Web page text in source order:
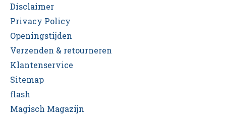
Disclaimer
Privacy Policy
Openingstijden
Verzenden & retourneren
Klantenservice
Sitemap
flash
Magisch Magazijn